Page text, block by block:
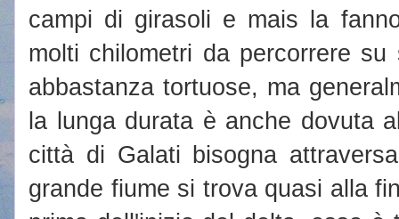
campi di girasoli e mais la
molti chilometri da percorrere
abbastanza tortuose, ma
la lunga durata è anche dovuta
città di Galati bisogna
grande fiume si trova quasi alla